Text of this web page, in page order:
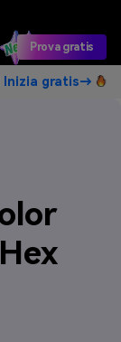
Prova gratis
Inizia gratis→